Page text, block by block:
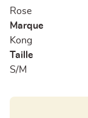
Rose
Marque
Kong
Taille
S/M